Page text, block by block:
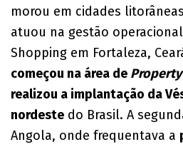
morou em cidades
atuou na gestão
Shopping em Fortaleza,
começou na área de
realizou a implantação da
nordeste do Brasil. A
Angola, onde frequentava a